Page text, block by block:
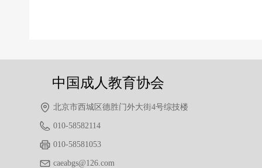
北京市西城区德胜门外大街4号综技楼
010-58582114
010-58581053
caeabgs@126.com
中国成人教育协会